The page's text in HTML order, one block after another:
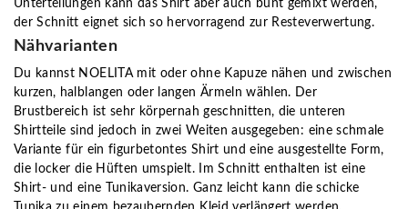
Unterteilungen kann das Shirt aber auch bunt gemixt werden,
der Schnitt eignet sich so hervorragend zur Resteverwertung.
Nähvarianten
Du kannst NOELITA mit oder ohne Kapuze nähen und zwischen
kurzen, halblangen oder langen Ärmeln wählen. Der
Brustbereich ist sehr körpernah geschnitten, die unteren
Shirtteile sind jedoch in zwei Weiten ausgegeben: eine schmale
Variante für ein figurbetontes Shirt und eine ausgestellte Form,
die locker die Hüften umspielt. Im Schnitt enthalten ist eine
Shirt- und eine Tunikaversion. Ganz leicht kann die schicke